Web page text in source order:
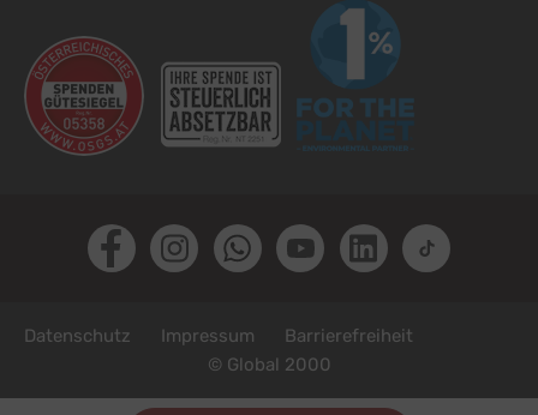
Datenschutz Impressum
Barrierefreiheit
© Global 2000